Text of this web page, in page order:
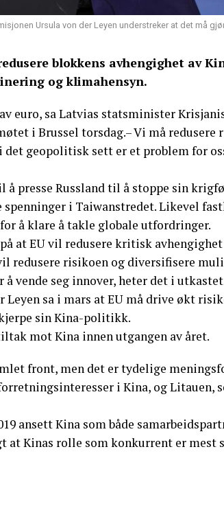
Ursula von der Leyen understreker at det må
blokkens avhengighet av
og klimahensyn.
euro, sa Latvias statsminister
i Brussel torsdag.– Vi må
geopolitisk sett er et problem for
presse Russland til å stoppe sin
i Taiwanstredet. Likevel
å klare å takle globale utfordringer.
at EU vil redusere kritisk avhengighet
redusere risikoen og diversifisere
vende seg innover, heter det i
Leyen sa i mars at EU må drive økt
sin Kina-politikk.
mot Kina innen utgangen av året.
front, men det er tydelige
i Kina, og Litauen,
ansett Kina som både
at Kinas rolle som konkurrent er mest